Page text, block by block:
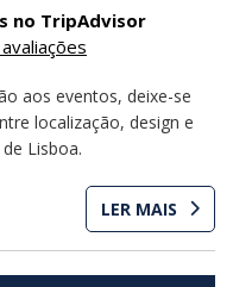
no TripAdvisor
aos eventos, deixe-se
localização, design e
Lisboa.
LER MAIS